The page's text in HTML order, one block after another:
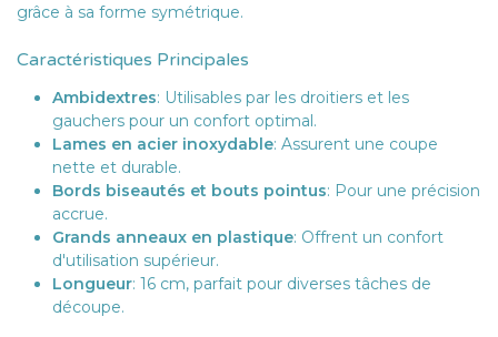
grâce à sa forme symétrique.
Caractéristiques Principales
Ambidextres: Utilisables par les droitiers et les
gauchers pour un confort optimal.
Lames en acier inoxydable: Assurent une coupe
nette et durable.
Bords biseautés et bouts pointus: Pour une précision
accrue.
Grands anneaux en plastique: Offrent un confort
d'utilisation supérieur.
Longueur: 16 cm, parfait pour diverses tâches de
découpe.